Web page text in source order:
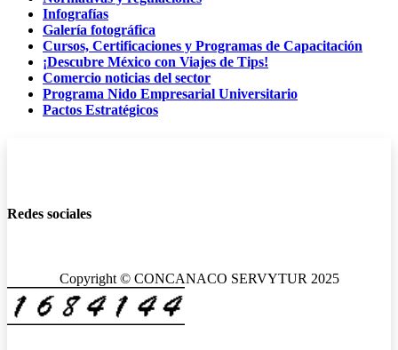
Infografías
Galería fotográfica
Cursos, Certificaciones y Programas de Capacitación
¡Descubre México con Viajes de Tips!
Comercio noticias del sector
Programa Nido Empresarial Universitario
Pactos Estratégicos
Redes sociales
Copyright © CONCANACO SERVYTUR 2025